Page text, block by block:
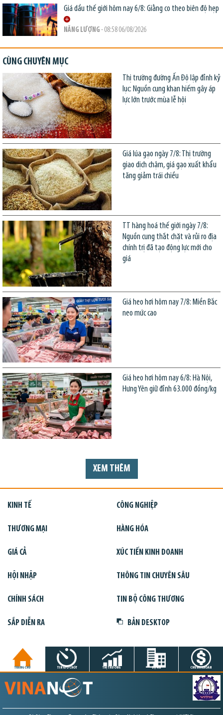
Giá dầu thế giới hôm nay 6/8: Giằng co theo biên độ hẹp
NĂNG LƯỢNG - 08:58 06/08/2026
CÙNG CHUYÊN MỤC
Thị trường đường Ấn Độ lập đỉnh kỷ
lục: Nguồn cung khan hiếm gây áp
lực lớn trước mùa lễ hội
Giá lúa gạo ngày 7/8: Thị trường
giao dịch chậm, giá gạo xuất khẩu
tăng giảm trái chiều
TT hàng hoá thế giới ngày 7/8:
Nguồn cung thắt chặt và rủi ro địa
chính trị đã tạo động lực mới cho
giá
Giá heo hơi hôm nay 7/8: Miền Bắc
neo mức cao
Giá heo hơi hôm nay 6/8: Hà Nội,
Hưng Yên giữ đỉnh 63.000 đồng/kg
XEM THÊM
KINH TẾ CÔNG NGHIỆP
THƯƠNG MẠI HÀNG HÓA
GIÁ CẢ XÚC TIẾN KINH DOANH
HỘI NHẬP THÔNG TIN CHUYÊN SÂU
CHÍNH SÁCH TIN BỘ CÔNG THƯƠNG
SẮP DIỄN RA BẢN DESKTOP
TRANG CHỦ TIN GIỜ CHÓT THỊ TRƯỜNG DỰ ÁN CHỨNG KHOÁN